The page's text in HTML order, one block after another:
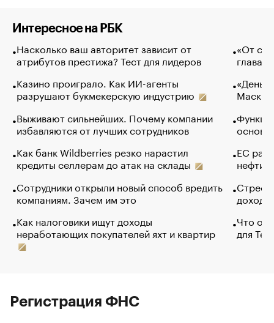
Интересное на РБК
Насколько ваш авторитет зависит от
атрибутов престижа? Тест для лидеров
Казино проиграло. Как ИИ-агенты
разрушают букмекерскую индустрию
Выживают сильнейших. Почему компании
избавляются от лучших сотрудников
Как банк Wildberries резко нарастил
кредиты селлерам до атак на склады
Сотрудники открыли новый способ вредить
компаниям. Зачем им это
Как налоговики ищут доходы
неработающих покупателей яхт и квартир
«От
глава
Маск в
основ
ЕС
нефти
Что
для
Регистрация ФНС